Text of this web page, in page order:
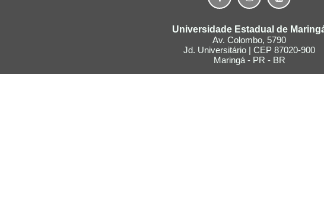
Universidade Estadual de
Av. Colombo, 5790
Jd. Universitário | CEP 87020-900
Maringá - PR - BR